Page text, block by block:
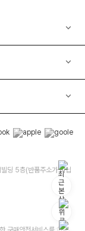
딩 5층(반품주소가 아닙